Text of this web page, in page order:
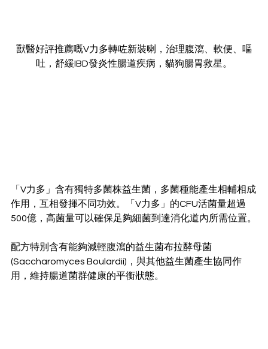
獸醫好評推薦嘅V力多轉咗新裝喇，治理腹瀉、軟便、嘔
吐，舒緩IBD發炎性腸道疾病，貓狗腸胃救星。
「V力多」含有獨特多菌株益生菌，多菌種能產生相輔相成
作用，互相發揮不同功效。「V力多」的CFU活菌量超過
500億，高菌量可以確保足夠細菌到達消化道內所需位置。
配方特別含有能夠減輕腹瀉的益生菌布拉酵母菌
(Saccharomyces Boulardii)，與其他益生菌產生協同作
用，維持腸道菌群健康的平衡狀態。